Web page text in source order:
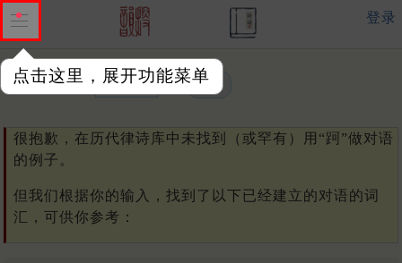
点击这里，展开功能菜单
登录
单字或词汇：
很抱歉，在历代律诗库中未找到（或罕有）用“跒”做对语
的例子。
但我们根据你的输入，找到了以下已经建立的对语的词
汇，可供你参考：